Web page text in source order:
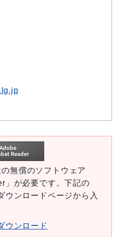
無償のソフトウェア
」が必要です。下記の
ンロードページから入
ウンロード